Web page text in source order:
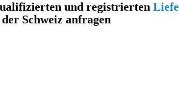
und registrierten
Schweiz anfragen